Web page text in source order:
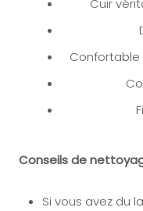
Cuir
Conseils de
Si vous avez du